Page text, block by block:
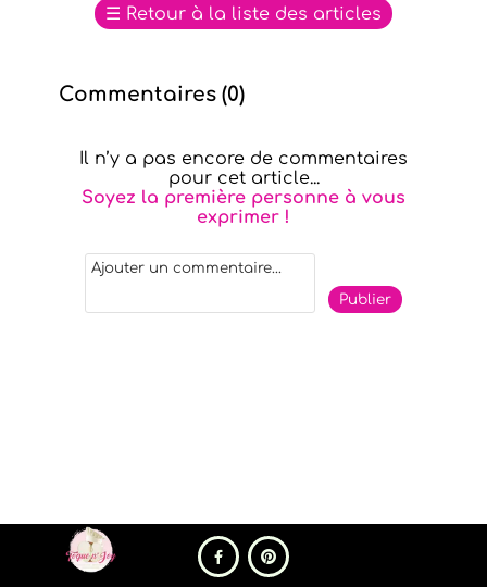
 
☰ Retour à la liste des articles
Commentaires (0)
Il n’y a pas encore de commentaires
pour cet article...
Soyez la première personne à vous
exprimer !
Publier